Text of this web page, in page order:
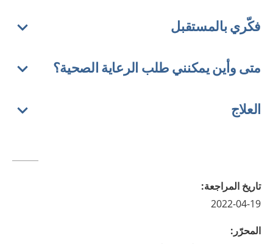
فكّري بالمستقبل
متى وأين يمكنني طلب الرعاية الصحية؟
العلاج
تاريخ المراجعة:
2022-04-19
المحرّر :